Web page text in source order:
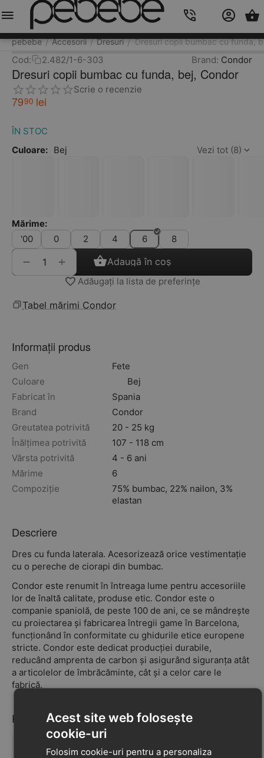
pebebe / Accesorii / Dresuri / Dresuri copii bumbac cu funda,
Cod: 2.482/1-6-303 Brand: Condor
Dresuri copii bumbac cu funda, bej, Condor
Scrie o recenzie
7990 lei
ÎN STOC
Culoare: Bej Vezi tot (8)
Mărime:
'00
0 2 4 6 8
+
− Adaugă în coș
Adăugați la lista de preferințe
Tabel mărimi Condor
Informații produs
Gen
Fete
Culoare
Bej
Fabricat în
Spania
Brand
Condor
Greutatea potrivită
20 - 25 kg
Înălțimea potrivită
107 - 118 cm
Vârsta potrivită
4 - 6 ani
Mărime
6
Compoziție
75% bumbac, 22% nailon, 3%
elastan
Descriere
Dres cu funda laterala. Acesorizează orice vestimentație
cu o pereche de ciorapi din bumbac.
Condor este renumit în întreaga lume pentru accesoriile
lor de înaltă calitate, produse etic. Condor este o
companie spaniolă, de peste 100 de ani, ce se mândrește
cu proiectarea și fabricarea întregii game în Barcelona,
funcționând în conformitate cu ghidurile etice europene
stricte. Condor este dedicat producției durabile,
reducând amprenta de carbon și asigurând siguranța atât
a articolelor de îmbrăcăminte, cât și a celor care le
fabrică.
Recenzii
Meniu Caută Cos
Acest site web folosește
cookie-uri
Folosim cookie-uri pentru a personaliza